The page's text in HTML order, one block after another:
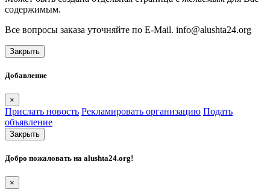
содержимым.
Все вопросы заказа уточняйте по E-Mail. info@alushta24.org
Закрыть
Добавление
×
Прислать новость Рекламировать организацию Подать
объявление
Закрыть
Добро пожаловать на alushta24.org!
×